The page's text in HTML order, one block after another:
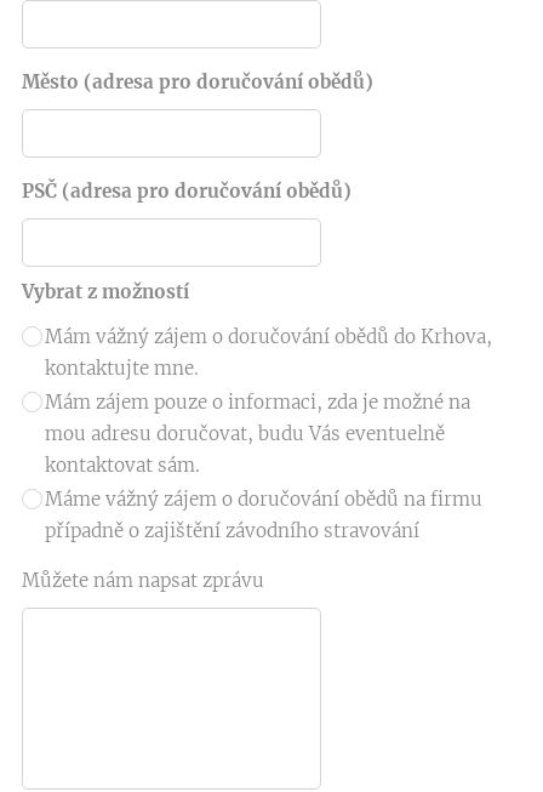
Město (adresa pro doručování obědů)
PSČ (adresa pro doručování obědů)
Vybrat z možností
Mám vážný zájem o doručování obědů do Krhova,
kontaktujte mne.
Mám zájem pouze o informaci, zda je možné na
mou adresu doručovat, budu Vás eventuelně
kontaktovat sám.
Máme vážný zájem o doručování obědů na firmu
případně o zajištění závodního stravování
Můžete nám napsat zprávu